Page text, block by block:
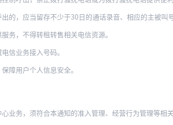
少于30日的通话录音、相应的主被叫号码和拨打时间、用户同意的
务，不得转租转售相关电信资源。
信业务接入号码。
障用户个人信息安全。
业务，须符合本通知的准入管理、经营行为管理等相